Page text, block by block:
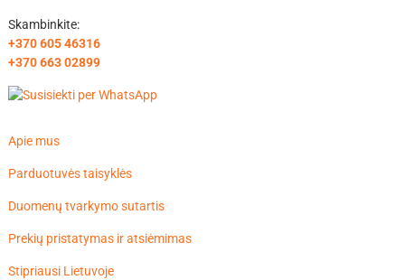
Skambinkite:
+370 605 46316
+370 663 02899
Apie mus
Parduotuvės taisyklės
Duomenų tvarkymo sutartis
Prekių pristatymas ir atsiėmimas
Stipriausi Lietuvoje